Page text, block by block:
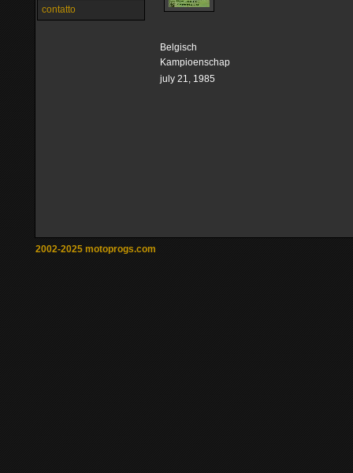
contatto
Belgisch
Kampioenschap
july 21, 1985
2002-2025 motoprogs.com